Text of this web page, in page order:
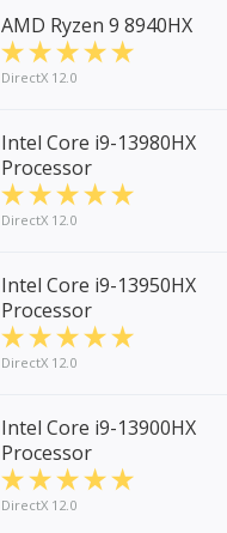
AMD Ryzen 9 8940HX
DirectX 12.0
Intel Core i9-13980HX
Processor
DirectX 12.0
Intel Core i9-13950HX
Processor
DirectX 12.0
Intel Core i9-13900HX
Processor
DirectX 12.0